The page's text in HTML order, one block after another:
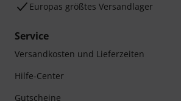
Europas größtes Versandlager
Service
Versandkosten und Lieferzeiten
Hilfe-Center
Gutscheine